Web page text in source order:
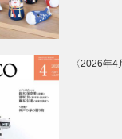
〈2026年4